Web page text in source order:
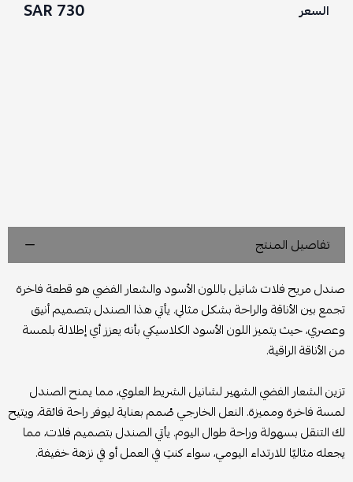
السعر 730 SAR
تفاصيل المنتج
صندل مريح فلات شانيل باللون الأسود والشعار الفضي هو قطعة فاخرة
تجمع بين الأناقة والراحة بشكل مثالي. يأتي هذا الصندل بتصميم أنيق
وعصري، حيث يتميز اللون الأسود الكلاسيكي بأنه يعزز أي إطلالة بلمسة
من الأناقة الراقية.
تزين الشعار الفضي الشهير لشانيل الشريط العلوي، مما يمنح الصندل
لمسة فاخرة ومميزة. النعل الخارجي صُمم بعناية ليوفر راحة فائقة، ويتيح
لك التنقل بسهولة وراحة طوال اليوم. يأتي الصندل بتصميم فلات، مما
يجعله مثاليًا للارتداء اليومي، سواء كنتِ في العمل أو في نزهة خفيفة.